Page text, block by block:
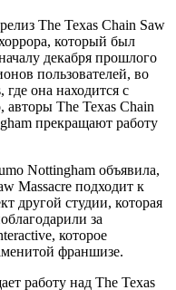
The Texas Chain Saw
который был
декабря прошлого
пользователей, во
где она находится с
авторы The Texas Chain
прекращают работу
Nottingham объявила,
Massacre подходит к
другой студии, которая
за
которое
франшизе.